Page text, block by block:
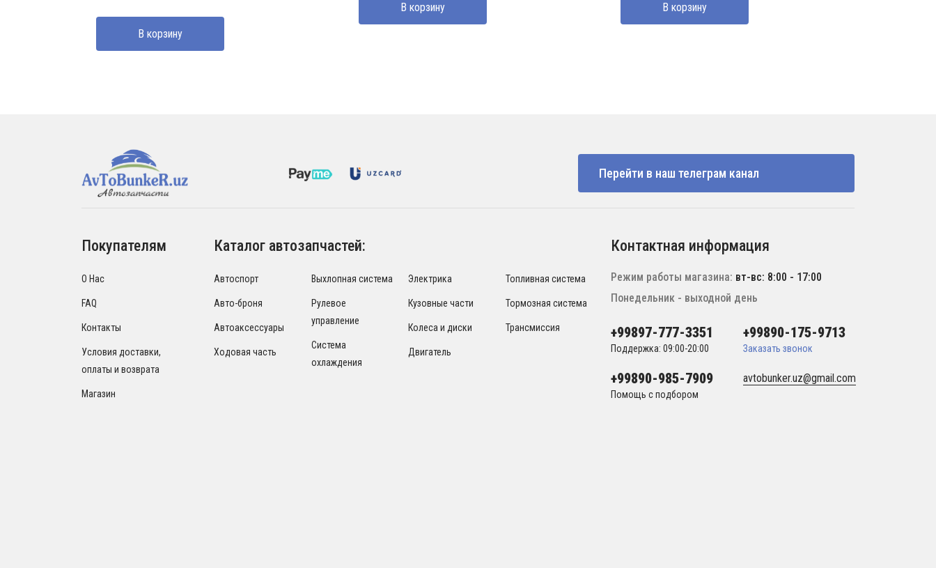
составляла
150000 UZS.
130000 UZS.
В корзину
В корзину В корзину
Перейти в наш телеграм канал
Покупателям
О Нас
FAQ
Контакты
Условия доставки,
оплаты и возврата
Магазин
Каталог автозапчастей:
Автоспорт
Авто-броня
Автоаксессуары
Ходовая часть
Выхлопная система
Рулевое
управление
Система
охлаждения
Электрика
Кузовные части
Колеса и диски
Двигатель
Топливная система
Тормозная система
Трансмиссия
Контактная информация
Режим работы магазина: вт-вс: 8:00 - 17:00
Понедельник - выходной день
+99897-777-3351
Поддержка: 09:00-20:00
+99890-175-9713
Заказать звонок
+99890-985-7909
Помощь с подбором
avtobunker.uz@gmail.com